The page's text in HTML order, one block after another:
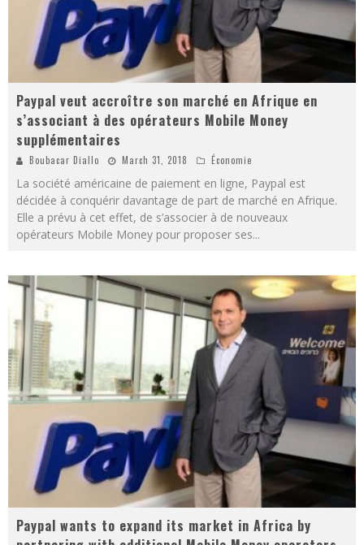
Paypal veut accroître son marché en Afrique en
s’associant à des opérateurs Mobile Money
supplémentaires
Boubacar Diallo March 31, 2018 Économie
La société américaine de paiement en ligne, Paypal est
décidée à conquérir davantage de part de marché en Afrique.
Elle a prévu à cet effet, de s’associer à de nouveaux
opérateurs Mobile Money pour proposer ses...
Paypal wants to expand its market in Africa by